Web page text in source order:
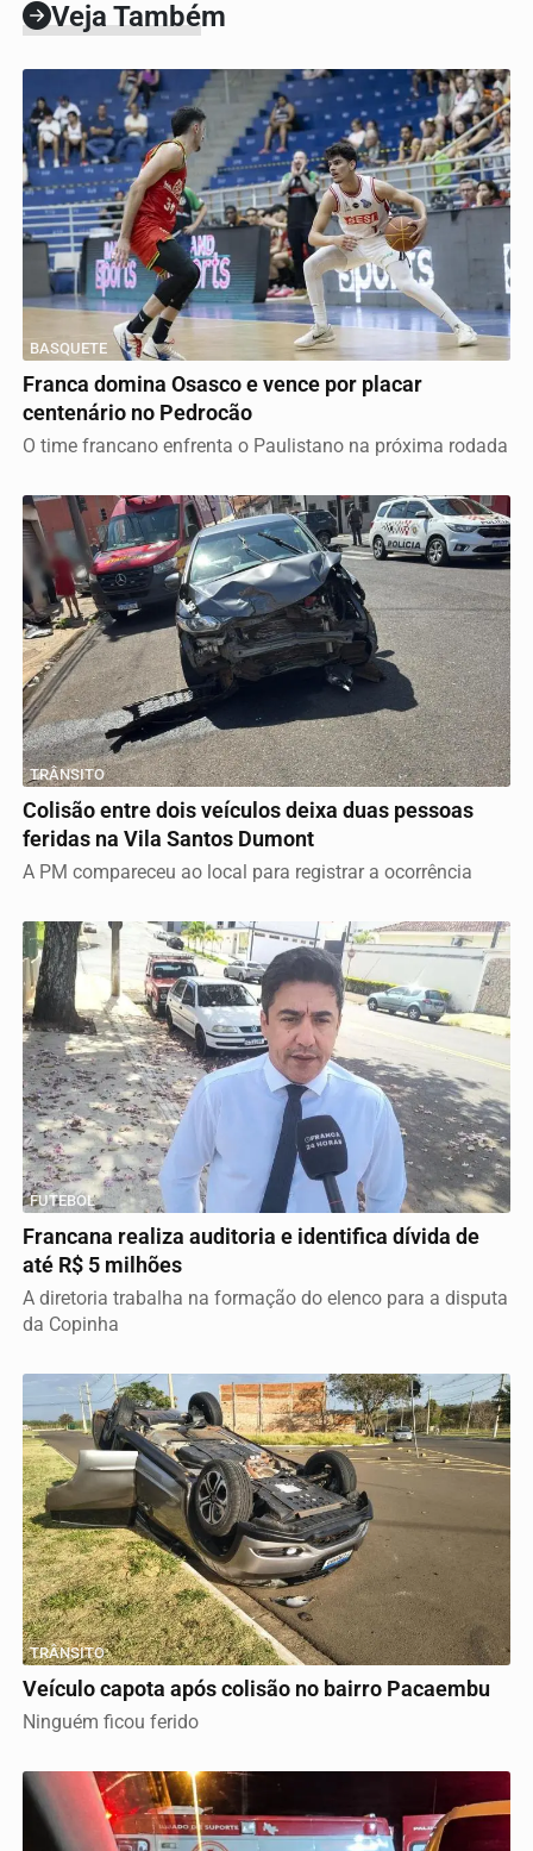
Veja Também
BASQUETE
Franca domina Osasco e vence por placar
centenário no Pedrocão
O time francano enfrenta o Paulistano na próxima rodada
TRÂNSITO
Colisão entre dois veículos deixa duas pessoas
feridas na Vila Santos Dumont
A PM compareceu ao local para registrar a ocorrência
FUTEBOL
Francana realiza auditoria e identifica dívida de
até R$ 5 milhões
A diretoria trabalha na formação do elenco para a disputa
da Copinha
TRÂNSITO
Veículo capota após colisão no bairro Pacaembu
Ninguém ficou ferido